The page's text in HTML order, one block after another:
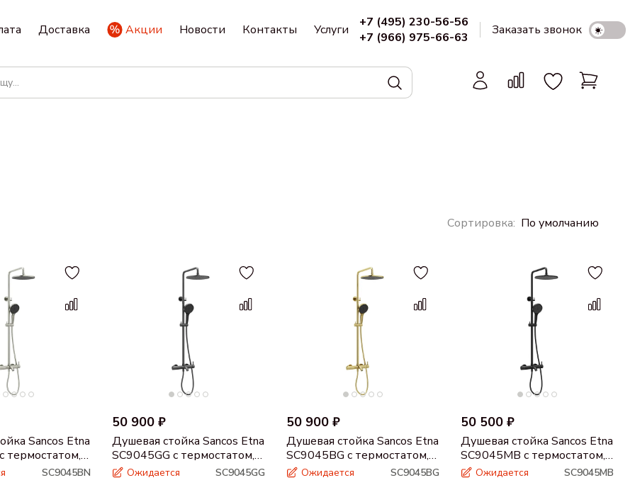
Доставка Акции Новости Контакты Услуги
+7 (495) 230-56-56
+7 (966) 975-66-63
Заказать звонок
По умолчанию
Sancos Etna
термостатом,
никель
SC9045BN
50 900 ₽
Душевая стойка Sancos Etna
SC9045GG с термостатом,
вороненая сталь
Ожидается
SC9045GG
50 900 ₽
Душевая стойка Sancos Etna
SC9045BG с термостатом,
брашированное золото
Ожидается
SC9045BG
50 500 ₽
Душевая стойка Sancos Etna
SC9045MB с термостатом,
черный матовый
Ожидается
SC9045MB